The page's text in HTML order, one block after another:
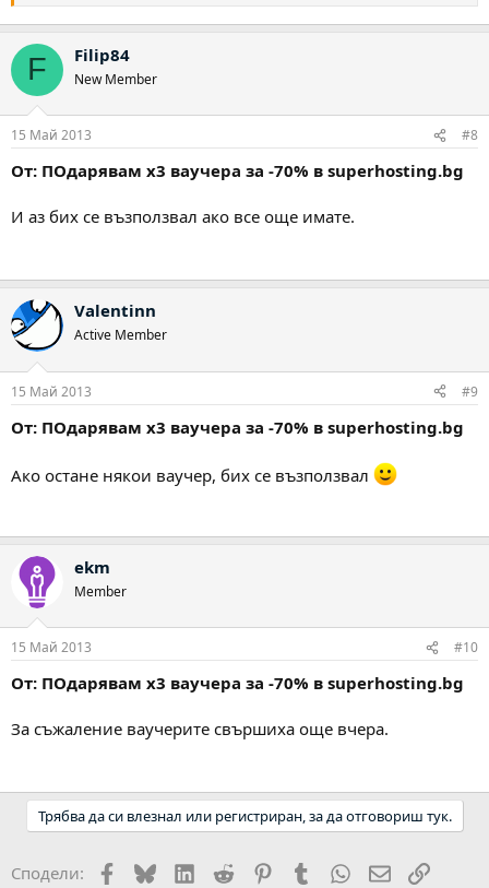
F Filip84
New Member
15 Май 2013 #8
От: ПОдарявам х3 ваучера за -70% в superhosting.bg
И аз бих се възползвал ако все още имате.
Valentinn
Active Member
15 Май 2013 #9
От: ПОдарявам х3 ваучера за -70% в superhosting.bg
Ако остане някои ваучер, бих се възползвал
ekm
Member
15 Май 2013 #10
От: ПОдарявам х3 ваучера за -70% в superhosting.bg
За съжаление ваучерите свършиха още вчера.
Трябва да си влезнал или регистриран, за да отговориш тук.
Сподели: Facebook
BlueskyLinkedIn
Reddit PinterestTumblr WhatsApp
EmailLink